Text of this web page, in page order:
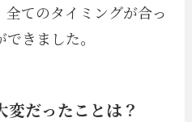
てのタイミングが合っ
きました。
だったことは？